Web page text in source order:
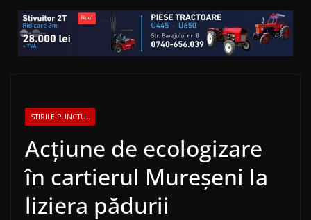
STIRILE PUNCTUL
Acțiune de ecologizare
în cartierul Mureșeni la
liziera pădurii